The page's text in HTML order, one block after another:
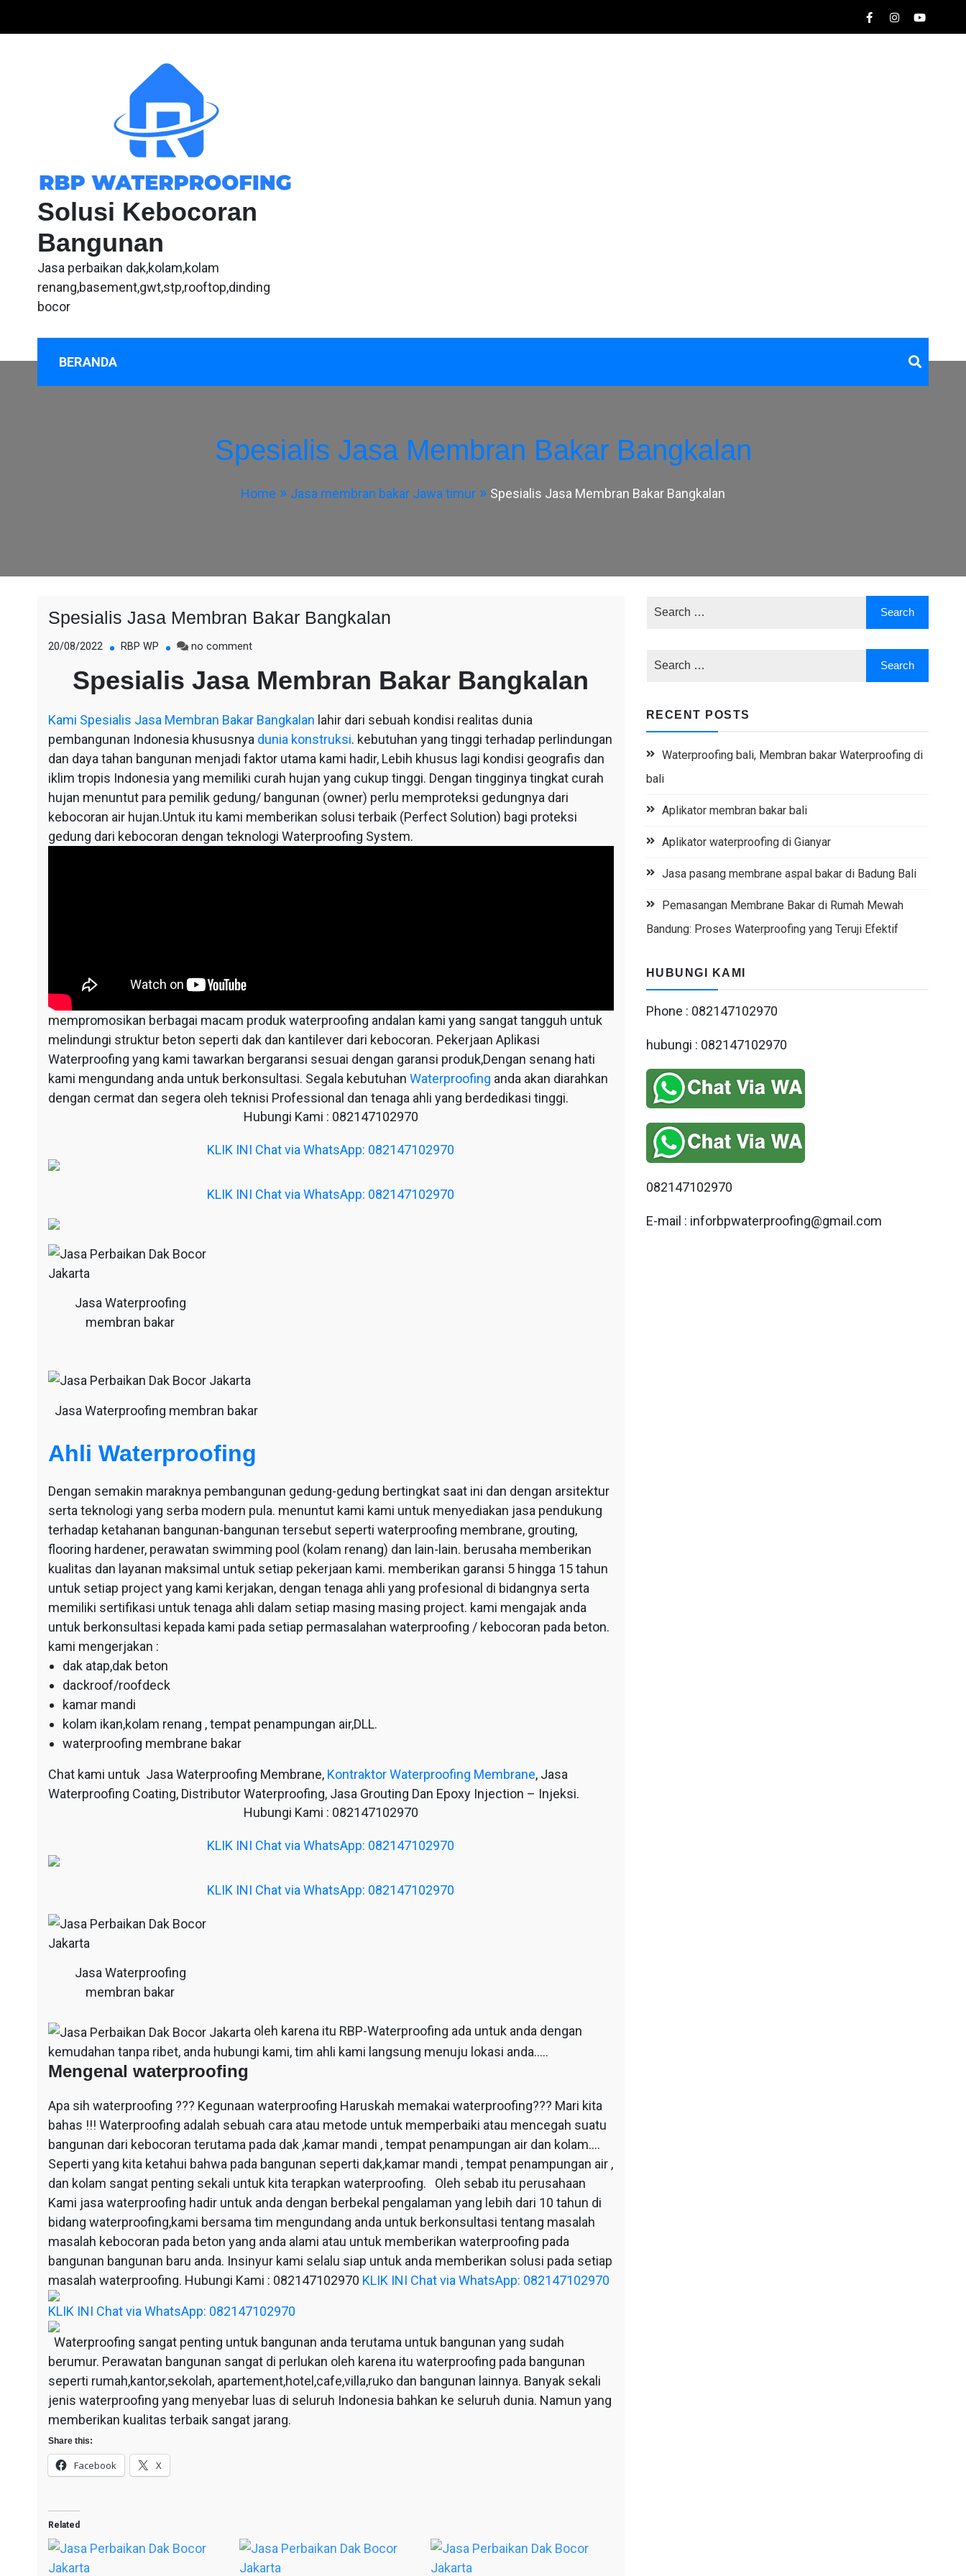
Solusi Kebocoran
Bangunan
Jasa perbaikan dak,kolam,kolam
renang,basement,gwt,stp,rooftop,dinding
bocor
BERANDA
Spesialis Jasa Membran Bakar Bangkalan
Home Jasa membran bakar Jawa timur Spesialis Jasa Membran Bakar Bangkalan
Spesialis Jasa Membran Bakar Bangkalan
20/08/2022 RBP WP no commenton
Jasa
Membran
Bangkalan
Spesialis Jasa Membran Bakar Bangkalan
Kami Spesialis Jasa Membran Bakar Bangkalan lahir dari sebuah kondisi realitas dunia
pembangunan Indonesia khususnya dunia konstruksi. kebutuhan yang tinggi terhadap perlindungan
dan daya tahan bangunan menjadi faktor utama kami hadir, Lebih khusus lagi kondisi geografis dan
iklim tropis Indonesia yang memiliki curah hujan yang cukup tinggi. Dengan tingginya tingkat curah
hujan menuntut para pemilik gedung/ bangunan (owner) perlu memproteksi gedungnya dari
kebocoran air hujan.Untuk itu kami memberikan solusi terbaik (Perfect Solution) bagi proteksi
gedung dari kebocoran dengan teknologi Waterproofing System.
mempromosikan berbagai macam produk waterproofing andalan kami yang sangat tangguh untuk
melindungi struktur beton seperti dak dan kantilever dari kebocoran. Pekerjaan Aplikasi
Waterproofing yang kami tawarkan bergaransi sesuai dengan garansi produk,Dengan senang hati
kami mengundang anda untuk berkonsultasi. Segala kebutuhan Waterproofing anda akan diarahkan
dengan cermat dan segera oleh teknisi Professional dan tenaga ahli yang berdedikasi tinggi.
Hubungi Kami : 082147102970
KLIK INI Chat via WhatsApp: 082147102970
KLIK INI Chat via WhatsApp: 082147102970
Jasa Waterproofing
membran bakar
Jasa Waterproofing membran bakar
Ahli Waterproofing
Dengan semakin maraknya pembangunan gedung-gedung bertingkat saat ini dan dengan arsitektur
serta teknologi yang serba modern pula. menuntut kami kami untuk menyediakan jasa pendukung
terhadap ketahanan bangunan-bangunan tersebut seperti waterproofing membrane, grouting,
flooring hardener, perawatan swimming pool (kolam renang) dan lain-lain. berusaha memberikan
kualitas dan layanan maksimal untuk setiap pekerjaan kami. memberikan garansi 5 hingga 15 tahun
untuk setiap project yang kami kerjakan, dengan tenaga ahli yang profesional di bidangnya serta
memiliki sertifikasi untuk tenaga ahli dalam setiap masing masing project. kami mengajak anda
untuk berkonsultasi kepada kami pada setiap permasalahan waterproofing / kebocoran pada beton.
kami mengerjakan :
dak atap,dak beton
dackroof/roofdeck
kamar mandi
kolam ikan,kolam renang , tempat penampungan air,DLL.
waterproofing membrane bakar
Chat kami untuk Jasa Waterproofing Membrane, Kontraktor Waterproofing Membrane, Jasa
Waterproofing Coating, Distributor Waterproofing, Jasa Grouting Dan Epoxy Injection – Injeksi.
Hubungi Kami : 082147102970
KLIK INI Chat via WhatsApp: 082147102970
KLIK INI Chat via WhatsApp: 082147102970
Jasa Waterproofing
membran bakar
oleh karena itu RBP-Waterproofing ada untuk anda dengan
kemudahan tanpa ribet, anda hubungi kami, tim ahli kami langsung menuju lokasi anda…..
Mengenal waterproofing
Apa sih waterproofing ??? Kegunaan waterproofing Haruskah memakai waterproofing??? Mari kita
bahas !!! Waterproofing adalah sebuah cara atau metode untuk memperbaiki atau mencegah suatu
bangunan dari kebocoran terutama pada dak ,kamar mandi , tempat penampungan air dan kolam….
Seperti yang kita ketahui bahwa pada bangunan seperti dak,kamar mandi , tempat penampungan air ,
dan kolam sangat penting sekali untuk kita terapkan waterproofing. Oleh sebab itu perusahaan
Kami jasa waterproofing hadir untuk anda dengan berbekal pengalaman yang lebih dari 10 tahun di
bidang waterproofing,kami bersama tim mengundang anda untuk berkonsultasi tentang masalah
masalah kebocoran pada beton yang anda alami atau untuk memberikan waterproofing pada
bangunan bangunan baru anda. Insinyur kami selalu siap untuk anda memberikan solusi pada setiap
masalah waterproofing. Hubungi Kami : 082147102970 KLIK INI Chat via WhatsApp: 082147102970
KLIK INI Chat via WhatsApp: 082147102970
Waterproofing sangat penting untuk bangunan anda terutama untuk bangunan yang sudah
berumur. Perawatan bangunan sangat di perlukan oleh karena itu waterproofing pada bangunan
seperti rumah,kantor,sekolah, apartement,hotel,cafe,villa,ruko dan bangunan lainnya. Banyak sekali
jenis waterproofing yang menyebar luas di seluruh Indonesia bahkan ke seluruh dunia. Namun yang
memberikan kualitas terbaik sangat jarang.
Share this:
Facebook X
Related
RECENT POSTS
Waterproofing bali, Membran bakar Waterproofing di
bali
Aplikator membran bakar bali
Aplikator waterproofing di Gianyar
Jasa pasang membrane aspal bakar di Badung Bali
Pemasangan Membrane Bakar di Rumah Mewah
Bandung: Proses Waterproofing yang Teruji Efektif
HUBUNGI KAMI
Phone : 082147102970
hubungi : 082147102970
082147102970
E-mail : inforbpwaterproofing@gmail.com